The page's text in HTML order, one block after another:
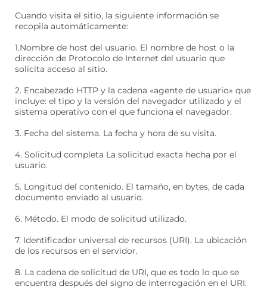
Cuando visita el sitio, la siguiente información se
recopila automáticamente:
1.Nombre de host del usuario. El nombre de host o la
dirección de Protocolo de Internet del usuario que
solicita acceso al sitio.
2. Encabezado HTTP y la cadena «agente de usuario» que
incluye: el tipo y la versión del navegador utilizado y el
sistema operativo con el que funciona el navegador.
3. Fecha del sistema. La fecha y hora de su visita.
4. Solicitud completa La solicitud exacta hecha por el
usuario.
5. Longitud del contenido. El tamaño, en bytes, de cada
documento enviado al usuario.
6. Método. El modo de solicitud utilizado.
7. Identificador universal de recursos (URI). La ubicación
de los recursos en el servidor.
8. La cadena de solicitud de URI, que es todo lo que se
encuentra después del signo de interrogación en el URI.